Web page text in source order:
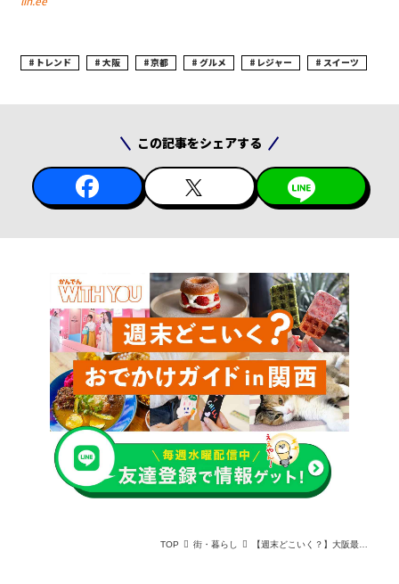
トレンド 大阪 京都 グルメ レジャー スイーツ
この記事をシェアする
TOP 街・暮らし 【週末どこいく？】大阪最大級海上花火からどーなつまつりまで。8月にいくべきイベント